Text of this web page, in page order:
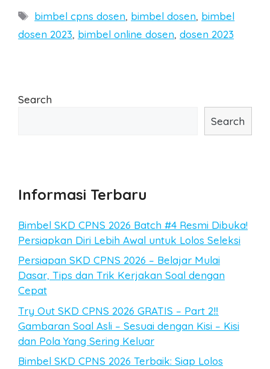
Tags
bimbel cpns dosen, bimbel dosen, bimbel
dosen 2023, bimbel online dosen, dosen 2023
Search
Search
Informasi Terbaru
Bimbel SKD CPNS 2026 Batch #4 Resmi Dibuka!
Persiapkan Diri Lebih Awal untuk Lolos Seleksi
Persiapan SKD CPNS 2026 – Belajar Mulai
Dasar, Tips dan Trik Kerjakan Soal dengan
Cepat
Try Out SKD CPNS 2026 GRATIS – Part 2‼️
Gambaran Soal Asli – Sesuai dengan Kisi – Kisi
dan Pola Yang Sering Keluar
Bimbel SKD CPNS 2026 Terbaik: Siap Lolos